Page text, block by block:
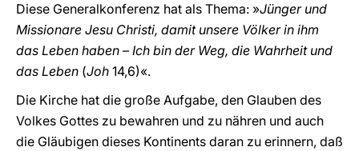
Diese Generalkonferenz hat als Thema: »Jünger und
Missionare Jesu Christi, damit unsere Völker in ihm
das Leben haben – Ich bin der Weg, die Wahrheit und
das Leben (Joh 14,6)«.
Die Kirche hat die große Aufgabe, den Glauben des
Volkes Gottes zu bewahren und zu nähren und auch
die Gläubigen dieses Kontinents daran zu erinnern, daß